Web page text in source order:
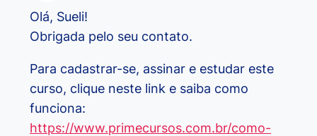
Olá, Sueli!
Obrigada pelo seu contato.
Para cadastrar-se, assinar e estudar este
curso, clique neste link e saiba como
funciona:
https://www.primecursos.com.br/como-